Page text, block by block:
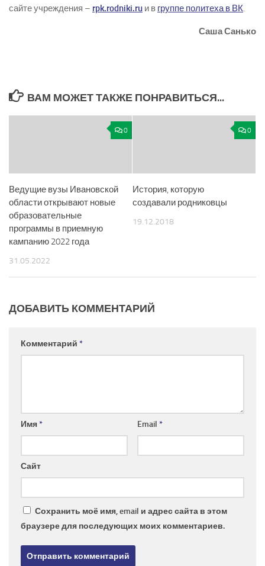
сайте учреждения – rpk.rodniki.ru и в группе политеха в ВК.
Саша Санько
ВАМ МОЖЕТ ТАКЖЕ ПОНРАВИТЬСЯ...
0
Ведущие вузы Ивановской
области открывают новые
образовательные
программы в приемную
кампанию 2022 года
31.05.2022
0
История, которую
создавали родниковцы
19.12.2018
ДОБАВИТЬ КОММЕНТАРИЙ
Комментарий *
Имя* Email *
Сайт
Сохранить моё имя, email и адрес сайта в этом
браузере для последующих моих комментариев.